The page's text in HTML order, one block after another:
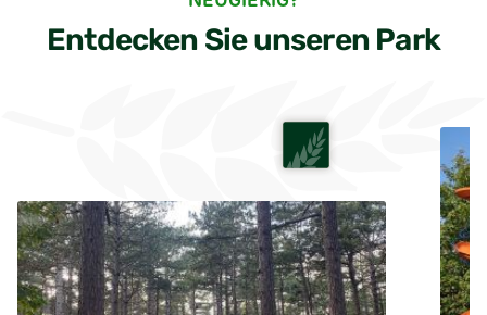
Entdecken Sie unseren Park